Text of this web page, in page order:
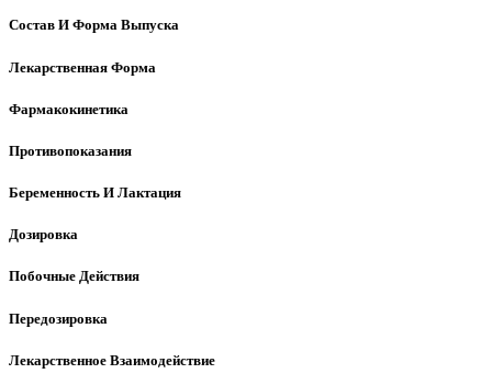
Состав И Форма Выпуска
Лекарственная Форма
Фармакокинетика
Противопоказания
Беременность И Лактация
Дозировка
Побочные Действия
Передозировка
Лекарственное Взаимодействие